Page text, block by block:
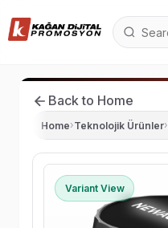
Back to Home
Home›Teknolojik Ürünler›
Variant View